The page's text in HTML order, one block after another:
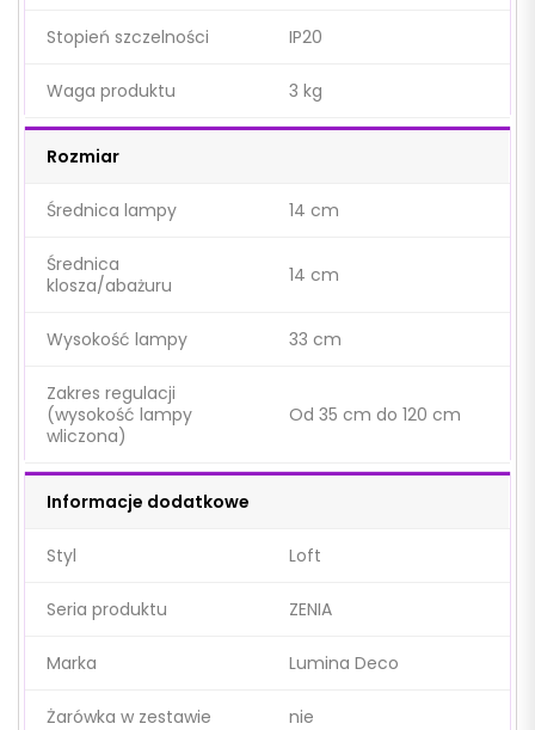
Stopień szczelności IP20
Waga produktu 3 kg
Rozmiar
Średnica lampy 14 cm
Średnica
klosza/abażuru
14 cm
Wysokość lampy 33 cm
Zakres regulacji
(wysokość lampy
wliczona)
Od 35 cm do 120 cm
Informacje dodatkowe
Styl Loft
Seria produktu ZENIA
Marka Lumina Deco
Żarówka w zestawie nie